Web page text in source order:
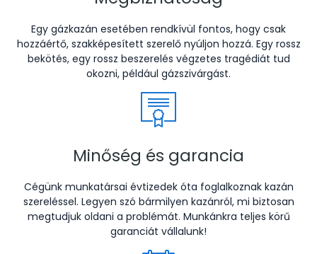
Egy gázkazán esetében rendkívül fontos, hogy csak
hozzáértő, szakképesített szerelő nyúljon hozzá. Egy rossz
bekötés, egy rossz beszerelés végzetes tragédiát tud
okozni, például gázszivárgást.
Minőség és garancia
Cégünk munkatársai évtizedek óta foglalkoznak kazán
szereléssel. Legyen szó bármilyen kazánról, mi biztosan
megtudjuk oldani a problémát. Munkánkra teljes körű
garanciát vállalunk!